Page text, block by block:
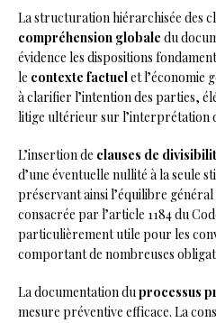
La structuration hiérarchisée des
compréhension globale du
évidence les dispositions
le contexte factuelet l’économie
à clarifier l’intention des parties,
litige ultérieur sur l’interprétation
L’insertion de clauses de
d’une éventuelle nullité à la seule
préservant ainsi l’équilibre
consacrée par l’article 1184 du
particulièrement utile pour les
comportant de nombreuses
La documentation duprocessus
mesure préventive efficace. La